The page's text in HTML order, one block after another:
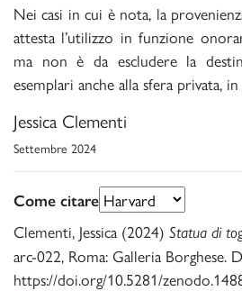
Nei casi in cui è nota, la
attesta l’utilizzo in funzione
ma non è da escludere la
esemplari anche alla sfera privata,
Jessica Clementi
Settembre 2024
Come citare
Clementi, Jessica (2024) Statua di
arc-022, Roma: Galleria Borghese.
https://doi.org/10.5281/